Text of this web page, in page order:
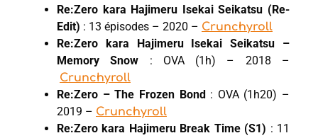
Re:Zero kara Hajimeru Isekai Seikatsu (Re-
Edit) : 13 épisodes – 2020 – Crunchyroll
Re:Zero kara Hajimeru Isekai Seikatsu –
Memory Snow : OVA (1h) – 2018 –
Crunchyroll
Re:Zero – The Frozen Bond: OVA (1h20) –
2019 – Crunchyroll
Re:Zero kara Hajimeru Break Time (S1) : 11